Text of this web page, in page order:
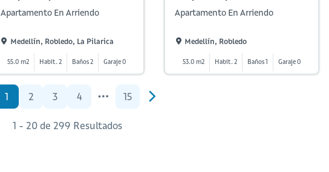
Apartamento En Arriendo
Medellín, Robledo, La Pilarica
55.0 m2 Habit. 2 Baños 2 Garaje 0
Apartamento En Arriendo
Medellín, Robledo
53.0 m2 Habit. 2 Baños 1 Garaje 0
1 2 3 4 15
1 - 20 de 299 Resultados